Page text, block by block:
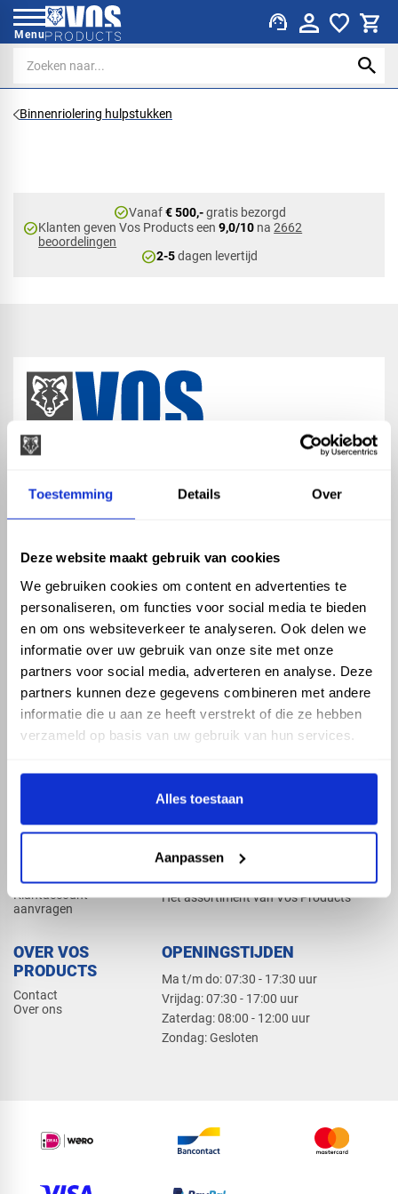
Toestemming Details Over
Deze website maakt gebruik van cookies
We gebruiken cookies om content en advertenties te
personaliseren, om functies voor social media te bieden
en om ons websiteverkeer te analyseren. Ook delen we
informatie over uw gebruik van onze site met onze
partners voor social media, adverteren en analyse. Deze
partners kunnen deze gegevens combineren met andere
informatie die u aan ze heeft verstrekt of die ze hebben
verzameld op basis van uw gebruik van hun services.
Alles toestaan
Aanpassen
Menu support_agent
Binnenriolering hulpstukken
check_circleVanaf€ 500,-gratis bezorgd
check_circleKlanten geven Vos Products een9,0/10 na2662
beoordelingen
check_circle2-5dagen levertijd
ASSORTIMENT
Hemelwaterafvoer
Drukleiding
Beregening
Dak en gevel
KENNIS EN HULP
Klantenservice
Kennisbank
Klantaccount
aanvragen
PRODUCTCATALOGUS 2026
Het assortiment van Vos Products
OVER VOS
PRODUCTS
Contact
Over ons
OPENINGSTIJDEN
Ma t/m do: 07:30 - 17:30 uur
​Vrijdag: 07:30 - 17:00 uur
​Zaterdag: 08:00 - 12:00 uur
​Zondag: Gesloten
phone_enabled +31 416 75 02 55
mail info@vosproducts.nl
check_circleDé bouwmarkt van Altena
check_circle Direct uit grote voorraad geleverd met eigen transport
check_circleLevering in NL en BE